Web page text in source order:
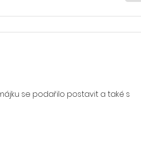
se podařilo postavit a také s